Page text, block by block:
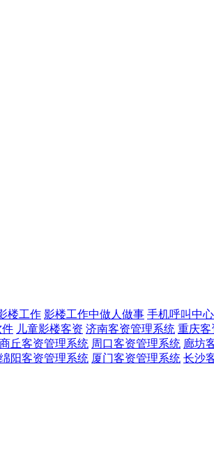
楼工作 影楼工作中做人做事 手机呼叫中心
件 儿童影楼客资 济南客资管理系统 重庆客
商丘客资管理系统 周口客资管理系统 廊坊
绵阳客资管理系统 厦门客资管理系统 长沙